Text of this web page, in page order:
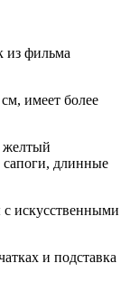
из фильма
имеет более
желтый
сапоги, длинные
искусственными
и подставка